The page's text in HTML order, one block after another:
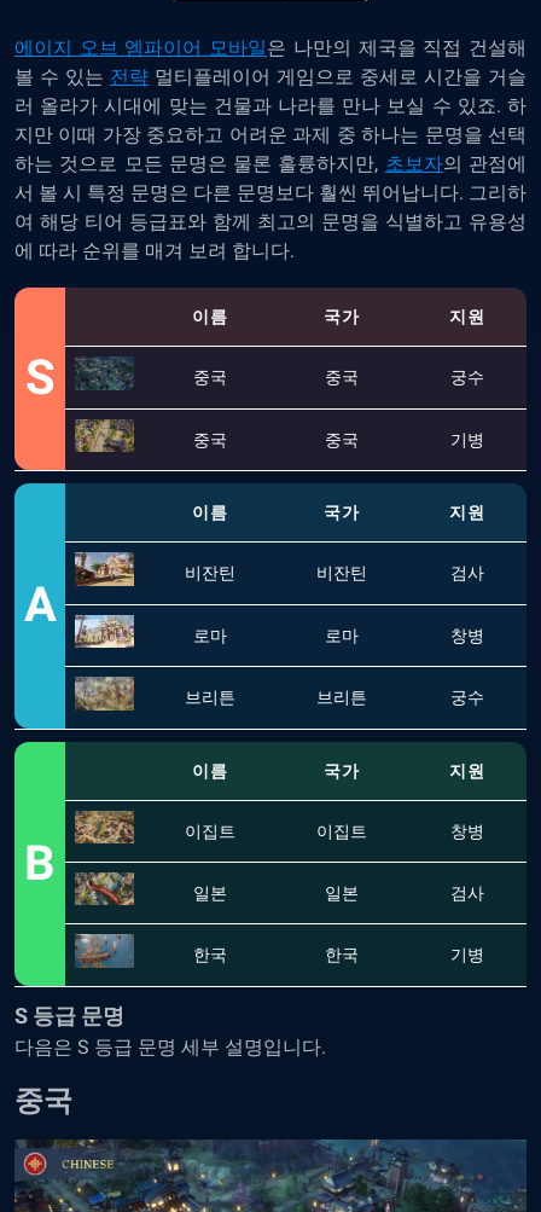
에이지 오브 엠파이어 모바일은 나만의 제국을 직접 건설해
볼 수 있는 전략 멀티플레이어 게임으로 중세로 시간을 거슬
러 올라가 시대에 맞는 건물과 나라를 만나 보실 수 있죠. 하
지만 이때 가장 중요하고 어려운 과제 중 하나는 문명을 선택
하는 것으로 모든 문명은 물론 훌륭하지만, 초보자의 관점에
서 볼 시 특정 문명은 다른 문명보다 훨씬 뛰어납니다. 그리하
여 해당 티어 등급표와 함께 최고의 문명을 식별하고 유용성
에 따라 순위를 매겨 보려 합니다.
S
이름 국가 지원
중국 중국 궁수
중국 중국 기병
A
이름 국가 지원
비잔틴 비잔틴 검사
로마 로마 창병
브리튼 브리튼 궁수
B
이름 국가 지원
이집트 이집트 창병
일본 일본 검사
한국 한국 기병
S 등급 문명
다음은 S 등급 문명 세부 설명입니다.
중국